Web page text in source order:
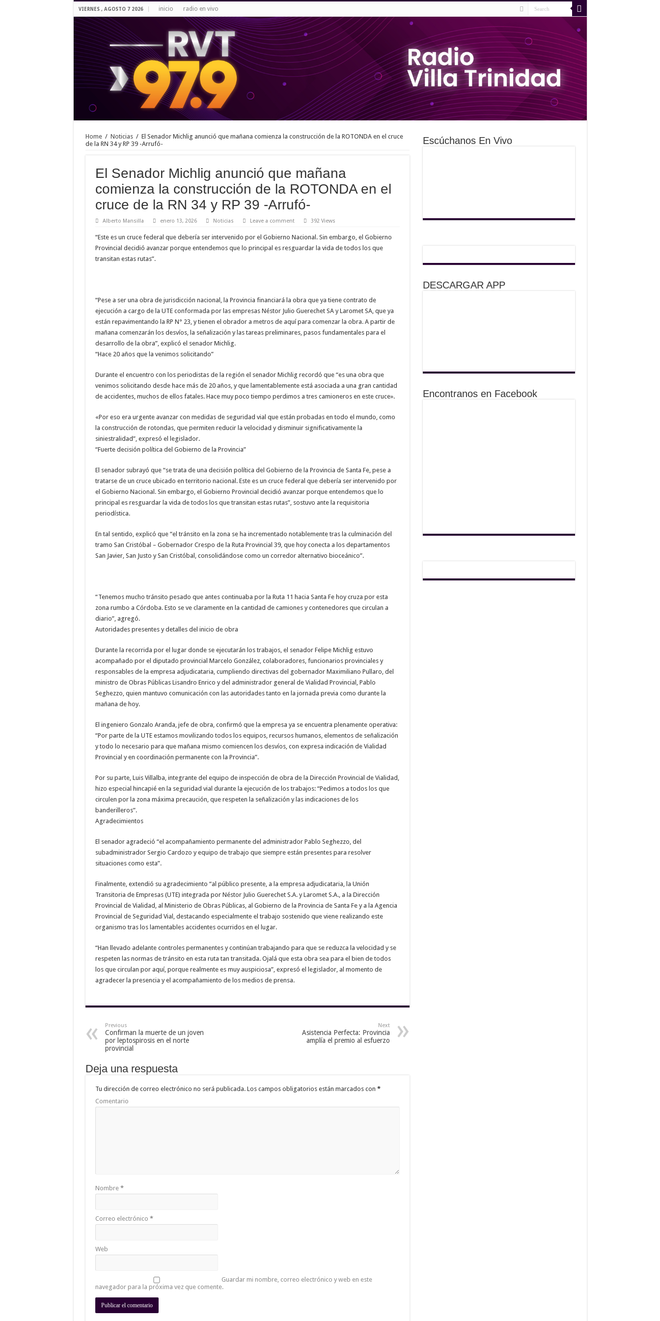
VIERNES , AGOSTO 7 2026 inicio radio en vivo
Home / Noticias / El Senador Michlig anunció que mañana comienza la construcción de la ROTONDA en el cruce
de la RN 34 y RP 39 -Arrufó-
El Senador Michlig anunció que mañana
comienza la construcción de la ROTONDA en el
cruce de la RN 34 y RP 39 -Arrufó-
Alberto Mansilla enero 13, 2026 Noticias Leave a comment 392 Views
“Este es un cruce federal que debería ser intervenido por el Gobierno Nacional. Sin embargo, el Gobierno
Provincial decidió avanzar porque entendemos que lo principal es resguardar la vida de todos los que
transitan estas rutas”.
“Pese a ser una obra de jurisdicción nacional, la Provincia financiará la obra que ya tiene contrato de
ejecución a cargo de la UTE conformada por las empresas Néstor Julio Guerechet SA y Laromet SA, que ya
están repavimentando la RP N° 23, y tienen el obrador a metros de aquí para comenzar la obra. A partir de
mañana comenzarán los desvíos, la señalización y las tareas preliminares, pasos fundamentales para el
desarrollo de la obra”, explicó el senador Michlig.
“Hace 20 años que la venimos solicitando”
Durante el encuentro con los periodistas de la región el senador Michlig recordó que “es una obra que
venimos solicitando desde hace más de 20 años, y que lamentablemente está asociada a una gran cantidad
de accidentes, muchos de ellos fatales. Hace muy poco tiempo perdimos a tres camioneros en este cruce».
«Por eso era urgente avanzar con medidas de seguridad vial que están probadas en todo el mundo, como
la construcción de rotondas, que permiten reducir la velocidad y disminuir significativamente la
siniestralidad”, expresó el legislador.
“Fuerte decisión política del Gobierno de la Provincia”
El senador subrayó que “se trata de una decisión política del Gobierno de la Provincia de Santa Fe, pese a
tratarse de un cruce ubicado en territorio nacional. Este es un cruce federal que debería ser intervenido por
el Gobierno Nacional. Sin embargo, el Gobierno Provincial decidió avanzar porque entendemos que lo
principal es resguardar la vida de todos los que transitan estas rutas”, sostuvo ante la requisitoria
periodística.
En tal sentido, explicó que “el tránsito en la zona se ha incrementado notablemente tras la culminación del
tramo San Cristóbal – Gobernador Crespo de la Ruta Provincial 39, que hoy conecta a los departamentos
San Javier, San Justo y San Cristóbal, consolidándose como un corredor alternativo bioceánico”.
“Tenemos mucho tránsito pesado que antes continuaba por la Ruta 11 hacia Santa Fe hoy cruza por esta
zona rumbo a Córdoba. Esto se ve claramente en la cantidad de camiones y contenedores que circulan a
diario”, agregó.
Autoridades presentes y detalles del inicio de obra
Durante la recorrida por el lugar donde se ejecutarán los trabajos, el senador Felipe Michlig estuvo
acompañado por el diputado provincial Marcelo González, colaboradores, funcionarios provinciales y
responsables de la empresa adjudicataria, cumpliendo directivas del gobernador Maximiliano Pullaro, del
ministro de Obras Públicas Lisandro Enrico y del administrador general de Vialidad Provincial, Pablo
Seghezzo, quien mantuvo comunicación con las autoridades tanto en la jornada previa como durante la
mañana de hoy.
El ingeniero Gonzalo Aranda, jefe de obra, confirmó que la empresa ya se encuentra plenamente operativa:
“Por parte de la UTE estamos movilizando todos los equipos, recursos humanos, elementos de señalización
y todo lo necesario para que mañana mismo comiencen los desvíos, con expresa indicación de Vialidad
Provincial y en coordinación permanente con la Provincia”.
Por su parte, Luis Villalba, integrante del equipo de inspección de obra de la Dirección Provincial de Vialidad,
hizo especial hincapié en la seguridad vial durante la ejecución de los trabajos: “Pedimos a todos los que
circulen por la zona máxima precaución, que respeten la señalización y las indicaciones de los
banderilleros”.
Agradecimientos
El senador agradeció “el acompañamiento permanente del administrador Pablo Seghezzo, del
subadministrador Sergio Cardozo y equipo de trabajo que siempre están presentes para resolver
situaciones como esta”.
Finalmente, extendió su agradecimiento “al público presente, a la empresa adjudicataria, la Unión
Transitoria de Empresas (UTE) integrada por Néstor Julio Guerechet S.A. y Laromet S.A., a la Dirección
Provincial de Vialidad, al Ministerio de Obras Públicas, al Gobierno de la Provincia de Santa Fe y a la Agencia
Provincial de Seguridad Vial, destacando especialmente el trabajo sostenido que viene realizando este
organismo tras los lamentables accidentes ocurridos en el lugar.
“Han llevado adelante controles permanentes y continúan trabajando para que se reduzca la velocidad y se
respeten las normas de tránsito en esta ruta tan transitada. Ojalá que esta obra sea para el bien de todos
los que circulan por aquí, porque realmente es muy auspiciosa”, expresó el legislador, al momento de
agradecer la presencia y el acompañamiento de los medios de prensa.
Previous
Confirman la muerte de un joven
por leptospirosis en el norte
provincial
Next
Asistencia Perfecta: Provincia
amplía el premio al esfuerzo
Deja una respuesta
Tu dirección de correo electrónico no será publicada.Los campos obligatorios están marcados con *
Comentario
Nombre *
Correo electrónico *
Web
Guardar mi nombre, correo electrónico y web en este
navegador para la próxima vez que comente.
Escúchanos En Vivo
DESCARGAR APP
Encontranos en Facebook